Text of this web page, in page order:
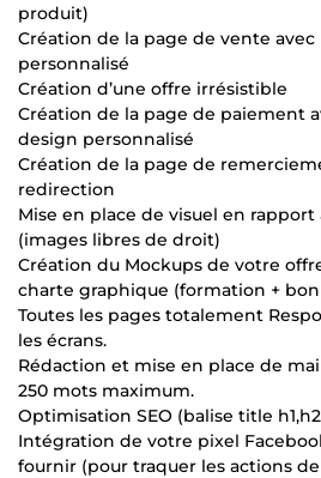
produit)
Création de la page de vente
personnalisé
Création d’une offre irrésistible
Création de la page de paiement
design personnalisé
Création de la page de
redirection
Mise en place de visuel en
(images libres de droit)
Création du Mockups de votre
charte graphique (formation +
Toutes les pages totalement
les écrans.
Rédaction et mise en place de
250 mots maximum.
Optimisation SEO (balise title
Intégration de votre pixel
fournir (pour traquer les actions